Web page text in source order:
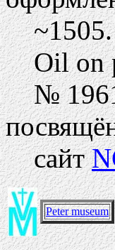
~1505.
Oil on
№
сайт
Peter museum